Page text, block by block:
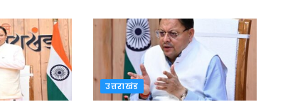
उत्तराखंड